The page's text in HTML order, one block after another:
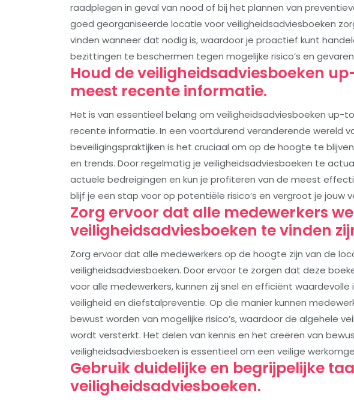
raadplegen in geval van nood of bij het plannen van
goed georganiseerde locatie voor veiligheidsadviesboeken
vinden wanneer dat nodig is, waardoor je proactief kunt
bezittingen te beschermen tegen mogelijke risico’s en
Houd de veiligheidsadviesboeken
meest recente informatie.
Het is van essentieel belang om veiligheidsadviesboeken
recente informatie. In een voortdurend veranderende wereld
beveiligingspraktijken is het cruciaal om op de hoogte te
en trends. Door regelmatig je veiligheidsadviesboeken te
actuele bedreigingen en kun je profiteren van de meest
blijf je een stap voor op potentiële risico’s en vergroot je jouw
Zorg ervoor dat alle medewerkers
veiligheidsadviesboeken te vinden
Zorg ervoor dat alle medewerkers op de hoogte zijn van de
veiligheidsadviesboeken. Door ervoor te zorgen dat deze
voor alle medewerkers, kunnen zij snel en efficiënt
veiligheid en diefstalpreventie. Op die manier kunnen
bewust worden van mogelijke risico’s, waardoor de algehele
wordt versterkt. Het delen van kennis en het creëren van
veiligheidsadviesboeken is essentieel om een veilige
Gebruik duidelijke en begrijpelijke
veiligheidsadviesboeken.